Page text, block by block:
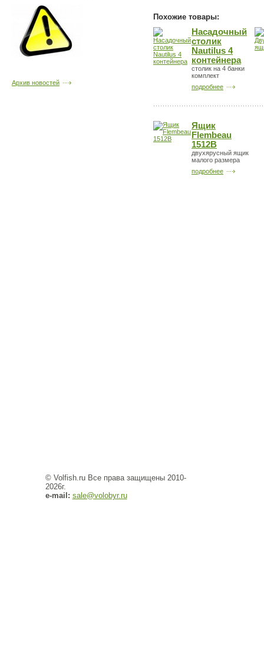
Архив новостей
Похожие товары:
Насадочный
столик
Nautilus 4
контейнера
столик на 4 банки
комплект
подробнее
Ящик
Flembeau
1512B
двухярусный ящик
малого размера
подробнее
© Volfish.ru Все права защищены 2010-
2026г.
e-mail: sale@volobyr.ru